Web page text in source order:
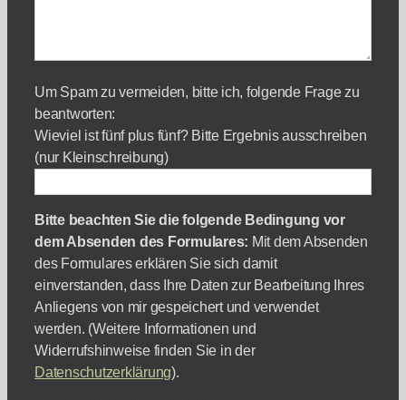
Um Spam zu vermeiden, bitte ich, folgende Frage zu
beantworten:
Wieviel ist fünf plus fünf? Bitte Ergebnis ausschreiben
(nur Kleinschreibung)
Bitte beachten Sie die folgende Bedingung vor
dem Absenden des Formulares: Mit dem Absenden
des Formulares erklären Sie sich damit
einverstanden, dass Ihre Daten zur Bearbeitung Ihres
Anliegens von mir gespeichert und verwendet
werden. (Weitere Informationen und
Widerrufshinweise finden Sie in der
Datenschutzerklärung).